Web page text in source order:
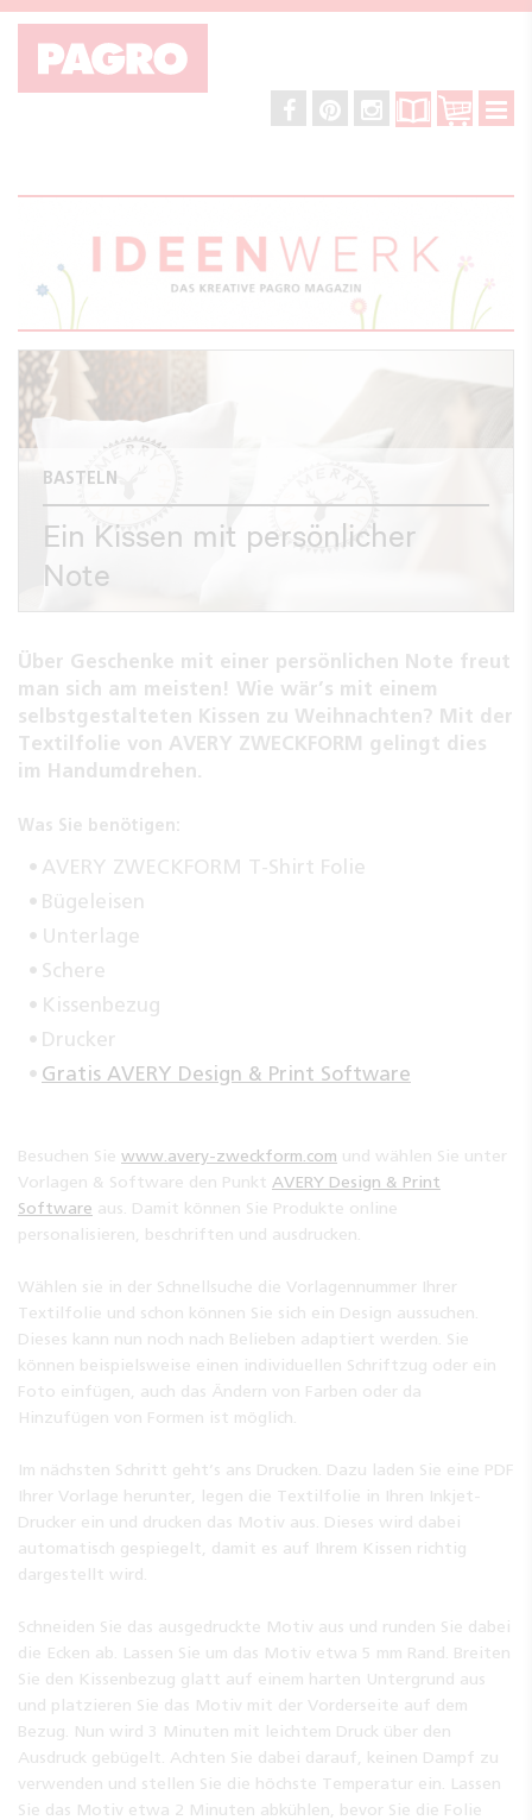
BASTELN
Ein Kissen mit persönlicher
Note
Über Geschenke mit einer persönlichen Note freut
man sich am meisten! Wie wär’s mit einem
selbstgestalteten Kissen zu Weihnachten? Mit der
Textilfolie von AVERY ZWECKFORM gelingt dies
im Handumdrehen.
Was Sie benötigen:
AVERY ZWECKFORM T-Shirt Folie
Bügeleisen
Unterlage
Schere
Kissenbezug
Drucker
Gratis AVERY Design & Print Software
Besuchen Sie www.avery-zweckform.com und wählen Sie unter
Vorlagen & Software den Punkt AVERY Design & Print
Software aus. Damit können Sie Produkte online
personalisieren, beschriften und ausdrucken.
Wählen sie in der Schnellsuche die Vorlagennummer Ihrer
Textilfolie und schon können Sie sich ein Design aussuchen.
Dieses kann nun noch nach Belieben adaptiert werden. Sie
können beispielsweise einen individuellen Schriftzug oder ein
Foto einfügen, auch das Ändern von Farben oder da
Hinzufügen von Formen ist möglich.
Im nächsten Schritt geht’s ans Drucken. Dazu laden Sie eine PDF
Ihrer Vorlage herunter, legen die Textilfolie in Ihren Inkjet-
Drucker ein und drucken das Motiv aus. Dieses wird dabei
automatisch gespiegelt, damit es auf Ihrem Kissen richtig
dargestellt wird.
Schneiden Sie das ausgedruckte Motiv aus und runden Sie dabei
die Ecken ab. Lassen Sie um das Motiv etwa 5 mm Rand. Breiten
Sie den Kissenbezug glatt auf einem harten Untergrund aus
und platzieren Sie das Motiv mit der Vorderseite auf dem
Bezug. Nun wird 3 Minuten mit leichtem Druck über den
Ausdruck gebügelt. Achten Sie dabei darauf, keinen Dampf zu
verwenden und stellen Sie die höchste Temperatur ein. Lassen
Sie das Motiv etwa 2 Minuten abkühlen, bevor Sie die Folie